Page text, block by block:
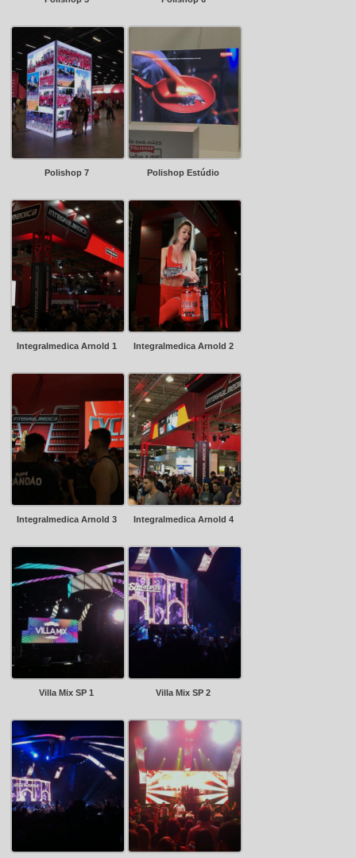
Polishop 7 Polishop Estúdio
Integralmedica Arnold 1 Integralmedica Arnold 2
Integralmedica Arnold 3 Integralmedica Arnold 4
Villa Mix SP 1 Villa Mix SP 2